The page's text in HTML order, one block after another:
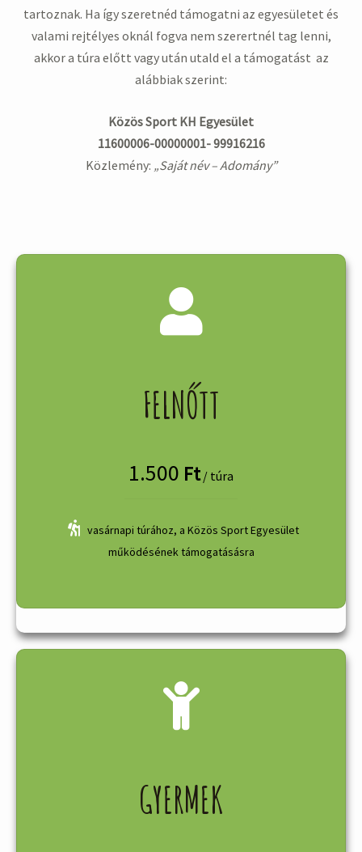
tartoznak. Ha így szeretnéd támogatni az egyesületet és
valami rejtélyes oknál fogva nem szerertnél tag lenni,
akkor a túra előtt vagy után utald el a támogatást az
alábbiak szerint:
Közös Sport KH Egyesület
11600006-00000001- 99916216
Közlemény: „Saját név – Adomány”
FELNŐTT
1.500 Ft / túra
vasárnapi túrához, a Közös Sport Egyesület
működésének támogatásásra
GYERMEK